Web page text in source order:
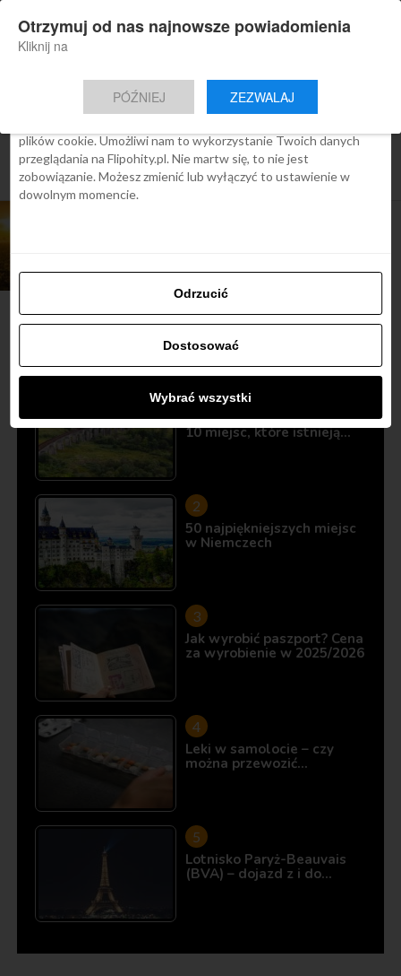
Nowa aplikacja Flipohity
Aktualne wiadomości, artykuły, TOP
Instalacja
All posts tagged "atrakcje w
bordeaux"
Najbardziej popularne
Śladami Harry’ego Pottera:
10 miejsc, które istnieją…
50 najpiękniejszych miejsc
w Niemczech
Jak wyrobić paszport? Cena
za wyrobienie w 2025/2026
Leki w samolocie – czy
można przewozić…
Lotnisko Paryż-Beauvais
(BVA) – dojazd z i do…
Zgoda Szczegóły O cookies
Ta strona używa plików cookies
We Flipo robimy wszystko, aby pokazać Ci tylko te treści, które
plików cookie. Umożliwi nam to wykorzystanie Twoich danych
przeglądania na Flipohity.pl. Nie martw się, to nie jest
zobowiązanie. Możesz zmienić lub wyłączyć to ustawienie w
dowolnym momencie.
Odrzucić
Dostosować
Wybrać wszystki
Otrzymuj od nas najnowsze powiadomienia
Kliknij na
PÓŹNIEJ ZEZWALAJ